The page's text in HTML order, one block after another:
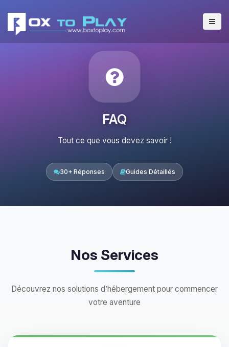
FAQ
Tout ce que vous devez savoir !
30+ Réponses Guides Détaillés
Nos Services
Découvrez nos solutions d’hébergement pour commencer
votre aventure